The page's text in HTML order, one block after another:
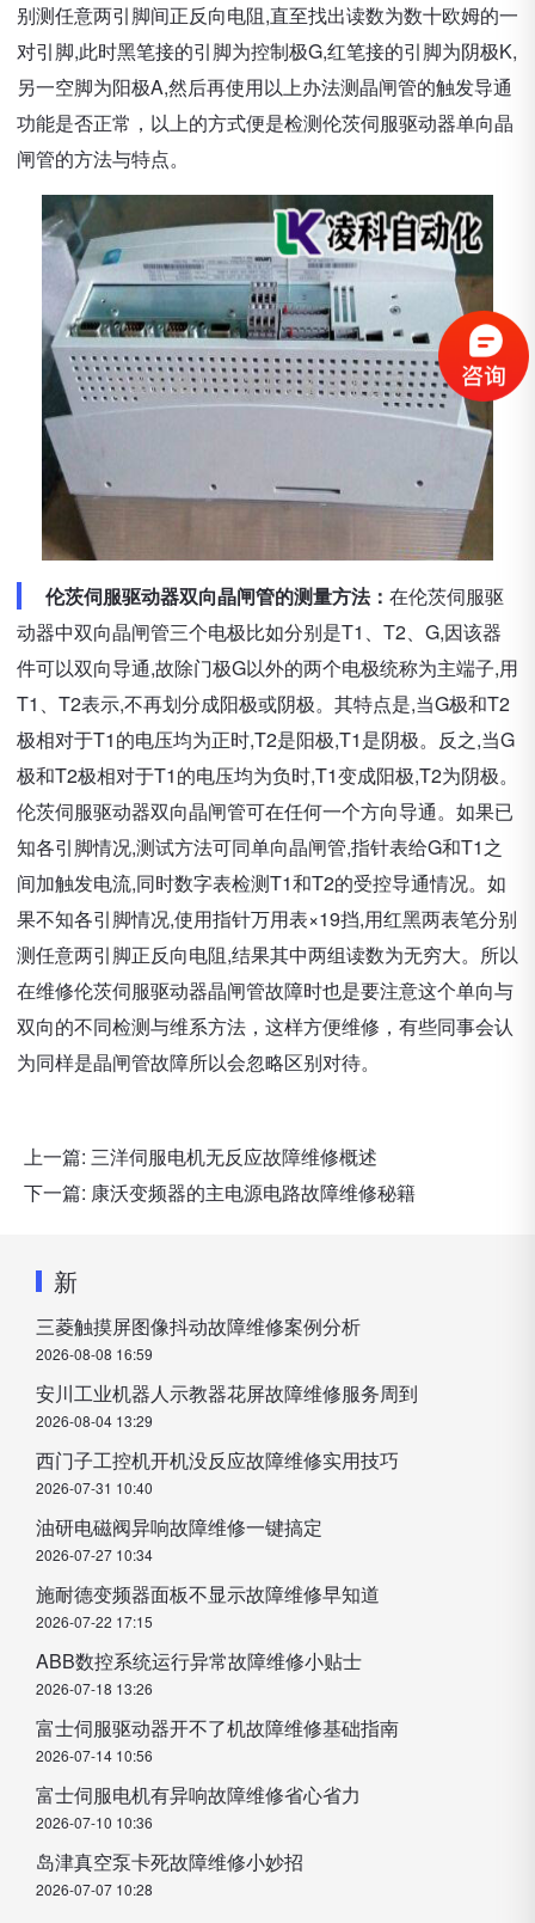
别测任意两引脚间正反向电阻,直至找出读数为数十欧姆的一
对引脚,此时黑笔接的引脚为控制极G,红笔接的引脚为阴极K,
另一空脚为阳极A,然后再使用以上办法测晶闸管的触发导通
功能是否正常，以上的方式便是检测伦茨伺服驱动器单向晶
闸管的方法与特点。
伦茨伺服驱动器双向晶闸管的测量方法： 在伦茨伺服驱
动器中双向晶闸管三个电极比如分别是T1、T2、G,因该器
件可以双向导通,故除门极G以外的两个电极统称为主端子,用
T1、T2表示,不再划分成阳极或阴极。其特点是,当G极和T2
极相对于T1的电压均为正时,T2是阳极,T1是阴极。反之,当G
极和T2极相对于T1的电压均为负时,T1变成阳极,T2为阴极。
伦茨伺服驱动器双向晶闸管可在任何一个方向导通。如果已
知各引脚情况,测试方法可同单向晶闸管,指针表给G和T1之
间加触发电流,同时数字表检测T1和T2的受控导通情况。如
果不知各引脚情况,使用指针万用表×19挡,用红黑两表笔分别
测任意两引脚正反向电阻,结果其中两组读数为无穷大。所以
在维修伦茨伺服驱动器晶闸管故障时也是要注意这个单向与
双向的不同检测与维系方法，这样方便维修，有些同事会认
为同样是晶闸管故障所以会忽略区别对待。
上一篇: 三洋伺服电机无反应故障维修概述
下一篇: 康沃变频器的主电源电路故障维修秘籍
新
三菱触摸屏图像抖动故障维修案例分析
2026-08-08 16:59
安川工业机器人示教器花屏故障维修服务周到
2026-08-04 13:29
西门子工控机开机没反应故障维修实用技巧
2026-07-31 10:40
油研电磁阀异响故障维修一键搞定
2026-07-27 10:34
施耐德变频器面板不显示故障维修早知道
2026-07-22 17:15
ABB数控系统运行异常故障维修小贴士
2026-07-18 13:26
富士伺服驱动器开不了机故障维修基础指南
2026-07-14 10:56
富士伺服电机有异响故障维修省心省力
2026-07-10 10:36
岛津真空泵卡死故障维修小妙招
2026-07-07 10:28